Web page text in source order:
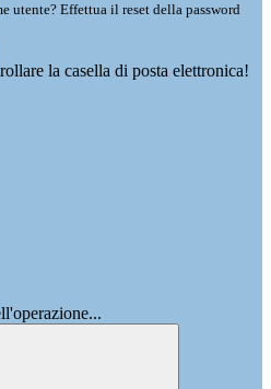
utente? Effettua il reset della password
la casella di posta elettronica!